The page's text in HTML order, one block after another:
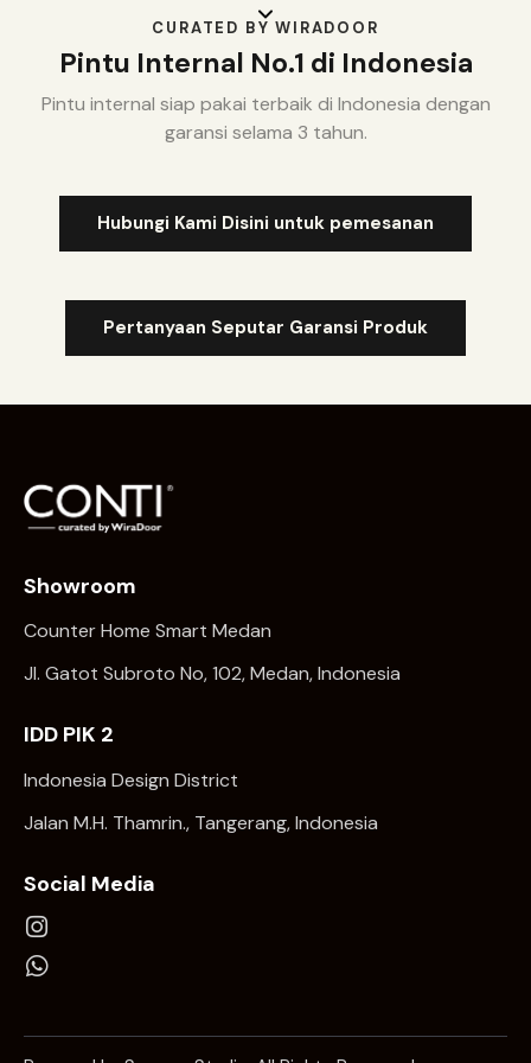
CURATED BY WIRADOOR
Pintu Internal No.1 di Indonesia
Pintu internal siap pakai terbaik di Indonesia dengan
garansi selama 3 tahun.
Hubungi Kami Disini untuk pemesanan
Pertanyaan Seputar Garansi Produk
Showroom
Counter Home Smart Medan
Jl. Gatot Subroto No, 102, Medan, Indonesia
IDD PIK 2
Indonesia Design District
Jalan M.H. Thamrin., Tangerang, Indonesia
Social Media